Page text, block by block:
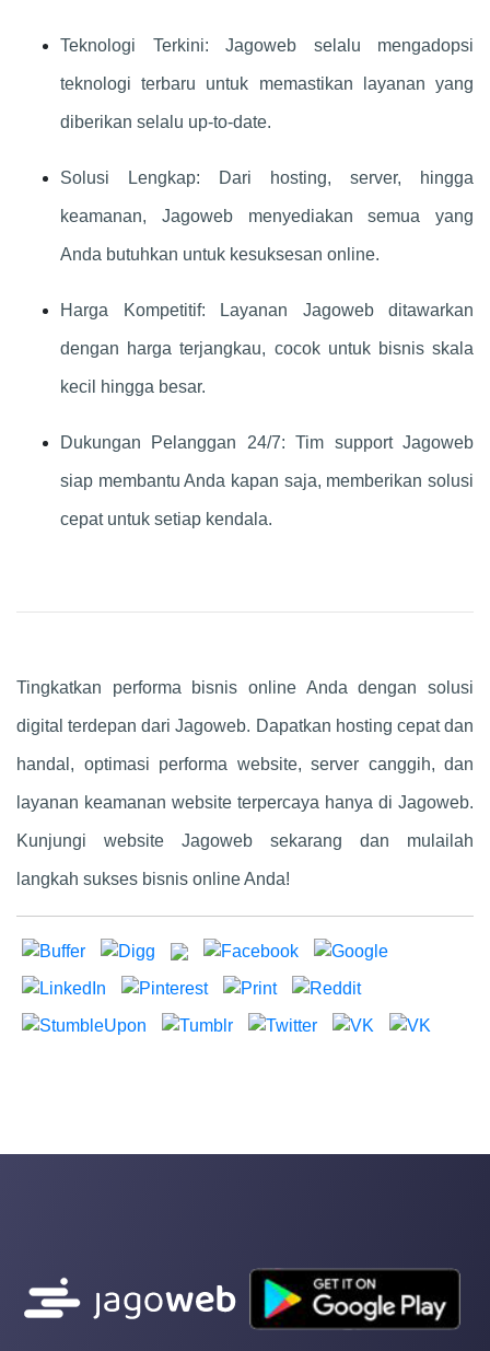
Teknologi Terkini: Jagoweb selalu mengadopsi
teknologi terbaru untuk memastikan layanan yang
diberikan selalu up-to-date.
Solusi Lengkap: Dari hosting, server, hingga
keamanan, Jagoweb menyediakan semua yang
Anda butuhkan untuk kesuksesan online.
Harga Kompetitif: Layanan Jagoweb ditawarkan
dengan harga terjangkau, cocok untuk bisnis skala
kecil hingga besar.
Dukungan Pelanggan 24/7: Tim support Jagoweb
siap membantu Anda kapan saja, memberikan solusi
cepat untuk setiap kendala.
Tingkatkan performa bisnis online Anda dengan solusi
digital terdepan dari Jagoweb. Dapatkan hosting cepat dan
handal, optimasi performa website, server canggih, dan
layanan keamanan website terpercaya hanya di Jagoweb.
Kunjungi website Jagoweb sekarang dan mulailah
langkah sukses bisnis online Anda!